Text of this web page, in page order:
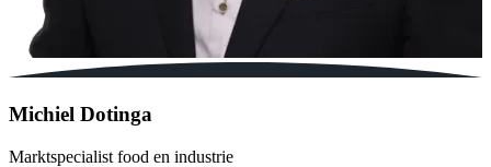
Michiel Dotinga
Marktspecialist food en industrie